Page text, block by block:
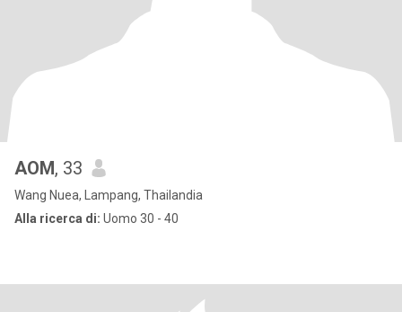
AOM, 33
Wang Nuea, Lampang, Thailandia
Alla ricerca di: Uomo 30 - 40